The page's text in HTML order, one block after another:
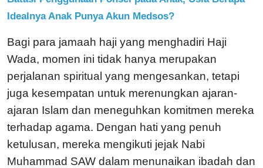
Idealnya Anak Punya Akun Medsos?
Bagi para jamaah haji yang menghadiri Haji
Wada, momen ini tidak hanya merupakan
perjalanan spiritual yang mengesankan, tetapi
juga kesempatan untuk merenungkan ajaran-
ajaran Islam dan meneguhkan komitmen mereka
terhadap agama. Dengan hati yang penuh
ketulusan, mereka mengikuti jejak Nabi
Muhammad SAW dalam menunaikan ibadah dan